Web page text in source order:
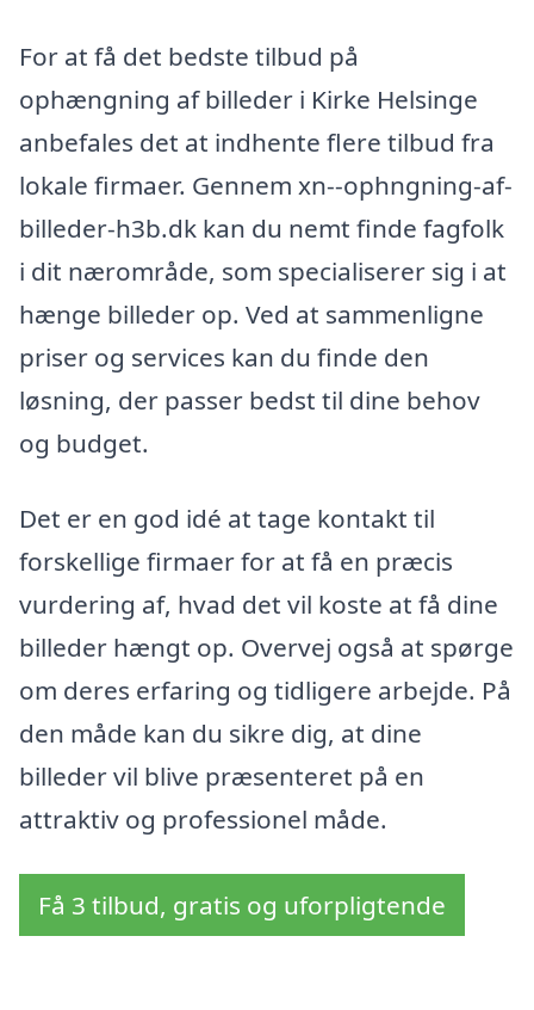
For at få det bedste tilbud på
ophængning af billeder i Kirke Helsinge
anbefales det at indhente flere tilbud fra
lokale firmaer. Gennem xn--ophngning-af-
billeder-h3b.dk kan du nemt finde fagfolk
i dit nærområde, som specialiserer sig i at
hænge billeder op. Ved at sammenligne
priser og services kan du finde den
løsning, der passer bedst til dine behov
og budget.
Det er en god idé at tage kontakt til
forskellige firmaer for at få en præcis
vurdering af, hvad det vil koste at få dine
billeder hængt op. Overvej også at spørge
om deres erfaring og tidligere arbejde. På
den måde kan du sikre dig, at dine
billeder vil blive præsenteret på en
attraktiv og professionel måde.
Få 3 tilbud, gratis og uforpligtende